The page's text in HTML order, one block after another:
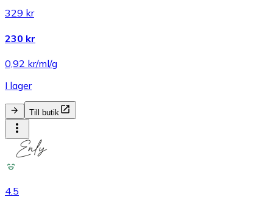
329 kr
230 kr
0,92 kr/ml/g
I lager
Till butik
4.5